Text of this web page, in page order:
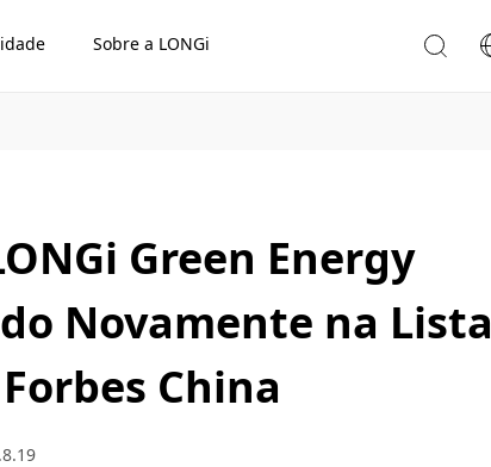
Sobre a LONGi
Green Energy
Novamente na Lista
China